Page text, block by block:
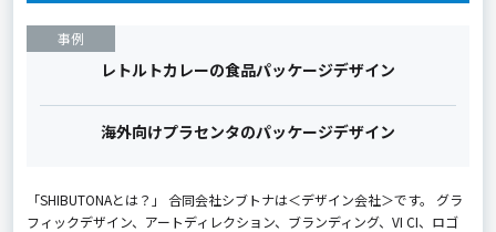
事例
レトルトカレーの食品パッケージデザイン
海外向けプラセンタのパッケージデザイン
「SHIBUTONAとは？」 合同会社シブトナは＜デザイン会社＞です。 グラ
フィックデザイン、アートディレクション、ブランディング、VI CI、ロゴ